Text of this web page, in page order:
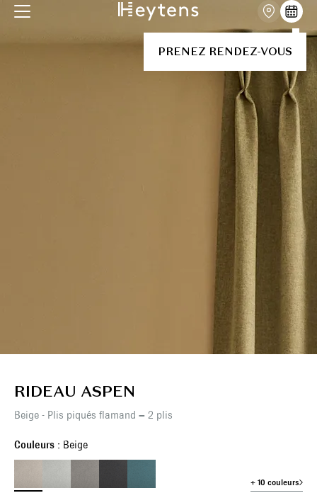
PRENEZ RENDEZ-VOUS
RIDEAU ASPEN
Beige - Plis piqués flamand – 2 plis
Couleurs : Beige
+ 10 couleurs